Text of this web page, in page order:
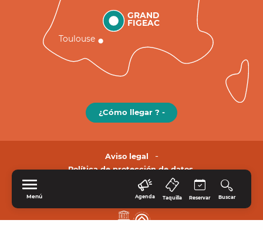
Menú Agenda Taquilla Reservar Buscar
GRAND
FIGEAC
Toulouse
¿Cómo llegar ? -
Aviso legal
Política de protección de datos.